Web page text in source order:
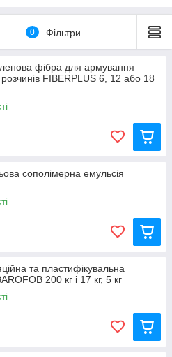
відразу після
Діють гнучкі умови оплати.
надаємо знижки.
позиції
0 Фільтри
фібра для армування
FIBERPLUS 6, 12 або 18
сополімерна емульсія
та пластифікувальна
200 кг і 17 кг, 5 кг